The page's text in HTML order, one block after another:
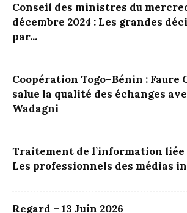
Conseil des ministres du
décembre 2024 : Les grandes
par...
Coopération Togo–Bénin : Faure
salue la qualité des échanges
Wadagni
Traitement de l’information liée
Les professionnels des médias
Regard – 13 Juin 2026